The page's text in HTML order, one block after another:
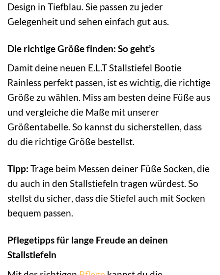
Design in Tiefblau. Sie passen zu jeder
Gelegenheit und sehen einfach gut aus.
Die richtige Größe finden: So geht’s
Damit deine neuen E.L.T Stallstiefel Bootie
Rainless perfekt passen, ist es wichtig, die richtige
Größe zu wählen. Miss am besten deine Füße aus
und vergleiche die Maße mit unserer
Größentabelle. So kannst du sicherstellen, dass
du die richtige Größe bestellst.
Tipp: Trage beim Messen deiner Füße Socken, die
du auch in den Stallstiefeln tragen würdest. So
stellst du sicher, dass die Stiefel auch mit Socken
bequem passen.
Pflegetipps für lange Freude an deinen
Stallstiefeln